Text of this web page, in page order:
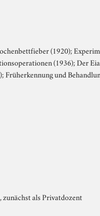
(1920);
(1936); Der
und
als Privatdozent